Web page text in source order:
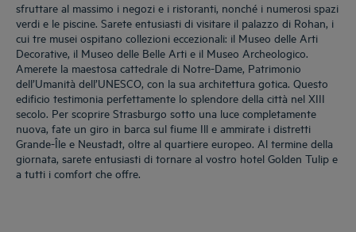
sfruttare al massimo i negozi e i ristoranti, nonché i numerosi spazi
verdi e le piscine. Sarete entusiasti di visitare il palazzo di Rohan, i
cui tre musei ospitano collezioni eccezionali: il Museo delle Arti
Decorative, il Museo delle Belle Arti e il Museo Archeologico.
Amerete la maestosa cattedrale di Notre-Dame, Patrimonio
dell’Umanità dell’UNESCO, con la sua architettura gotica. Questo
edificio testimonia perfettamente lo splendore della città nel XIII
secolo. Per scoprire Strasburgo sotto una luce completamente
nuova, fate un giro in barca sul fiume Ill e ammirate i distretti
Grande-Île e Neustadt, oltre al quartiere europeo. Al termine della
giornata, sarete entusiasti di tornare al vostro hotel Golden Tulip e
a tutti i comfort che offre.